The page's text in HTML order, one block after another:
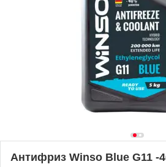
Антифриз Winso Blue G11 -